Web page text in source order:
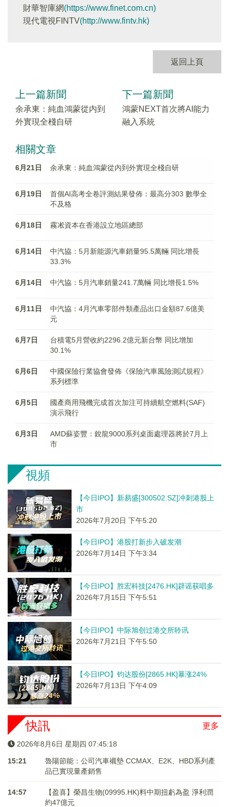
財華智庫網(https://www.finet.com.cn)
現代電視FINTV(http://www.fintv.hk)
返回上頁
上一篇新聞
余承東：純血鴻蒙從内到
外實現全棧自研
下一篇新聞
鴻蒙NEXT首次將AI能力
融入系統
相關文章
6月21日 余承東：純血鴻蒙從内到外實現全棧自研
6月19日
首個AI高考全卷評測結果發佈：最高分303 數學全
不及格
6月18日 霧凇資本在香港設立地區總部
6月14日
中汽協：5月新能源汽車銷量95.5萬輛 同比增長
33.3%
6月14日 中汽協：5月汽車銷量241.7萬輛 同比增長1.5%
6月11日
中汽協：4月汽車零部件類產品出口金額87.6億美
元
6月7日
台積電5月營收約2296.2億元新台幣 同比增加
30.1%
6月6日
中國保險行業協會發佈《保險汽車風險測試規程》
系列標準
6月5日
國產商用飛機完成首次加注可持續航空燃料(SAF)
演示飛行
6月3日
AMD蘇姿豐：銳龍9000系列桌面處理器將於7月上
市
視頻
【今日IPO】新易盛[300502.SZ]冲刺港股上
市
2026年7月20日 下午5:20
【今日IPO】港股打新步入破发潮
2026年7月14日 下午3:34
【今日IPO】胜宏科技[2476.HK]辟谣获唱多
2026年7月15日 下午5:51
【今日IPO】中际旭创过港交所聆讯
2026年7月21日 下午5:50
【今日IPO】钧达股份[2865.HK]暴涨24%
2026年7月13日 下午4:09
更多
快訊
2026年8月6日 星期四 07:45:18
15:21
魯陽節能：公司汽車襯墊 CCMAX、E2K、HBD系列產
品已實現量產銷售
14:57
【盈喜】榮昌生物(09995.HK)料中期扭虧為盈 淨利潤
約47億元